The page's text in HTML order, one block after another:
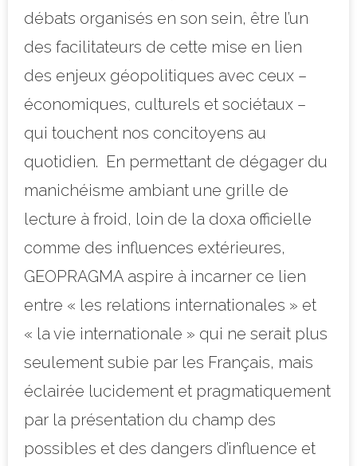
débats organisés en son sein, être l’un
des facilitateurs de cette mise en lien
des enjeux géopolitiques avec ceux –
économiques, culturels et sociétaux –
qui touchent nos concitoyens au
quotidien. En permettant de dégager du
manichéisme ambiant une grille de
lecture à froid, loin de la doxa officielle
comme des influences extérieures,
GEOPRAGMA aspire à incarner ce lien
entre « les relations internationales » et
« la vie internationale » qui ne serait plus
seulement subie par les Français, mais
éclairée lucidement et pragmatiquement
par la présentation du champ des
possibles et des dangers d’influence et